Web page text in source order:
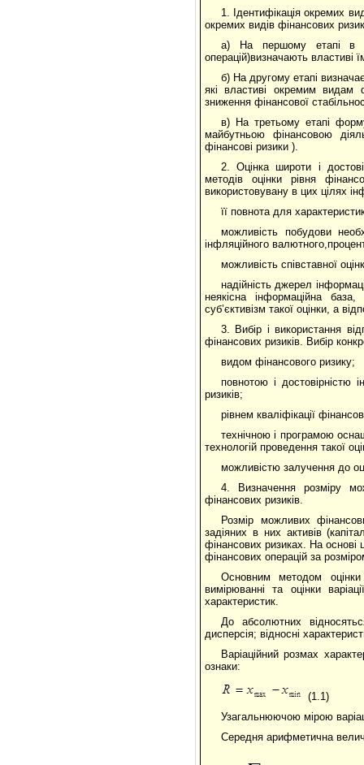
1. Ідентифікація окремих
окремих видів фінансових
а) На першому етапі в
операцій)визначають властиві
б) На другому етапі
які властиві окремим видам
зниження фінансової
в) На третьому етапі
майбутньою фінансовою
фінансові ризики ).
2. Оцінка широти і
методів оцінки рівня
використовувану в цих цілях
її повнота для
можливість побудови
інфляційного
можливість співставної
надійність джерел
неякісна інформаційна
суб’єктивізм такої оцінки, а
3. Вибір і використання
фінансових ризиків. Вибір
видом фінансового ризику;
повнотою і достовірністю
ризиків;
рівнем кваліфікації
технічною і програмою
технологій проведення такої
можливістю залучення до
4. Визначення розміру
фінансових ризиків.
Розмір можливих
задіяних в них активів
фінансових ризиках. На основі
фінансових операцій за
Основним методом
вимірюванні та оцінки
характеристик.
До абсолютних
дисперсія; відносні
Варіаційний розмах
ознаки:
(1.1)
Узагальнюючою мірою
Середня арифметична